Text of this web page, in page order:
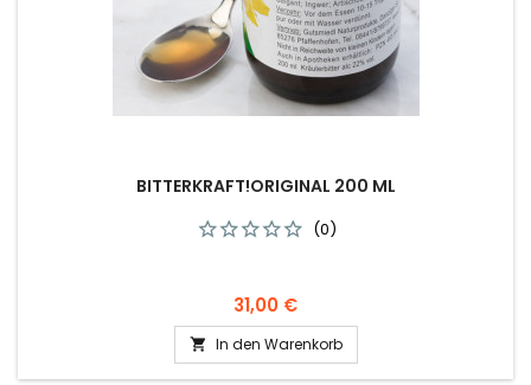
BITTERKRAFT!ORIGINAL 200 ML
(0)
Preis
31,00 €
 In den Warenkorb